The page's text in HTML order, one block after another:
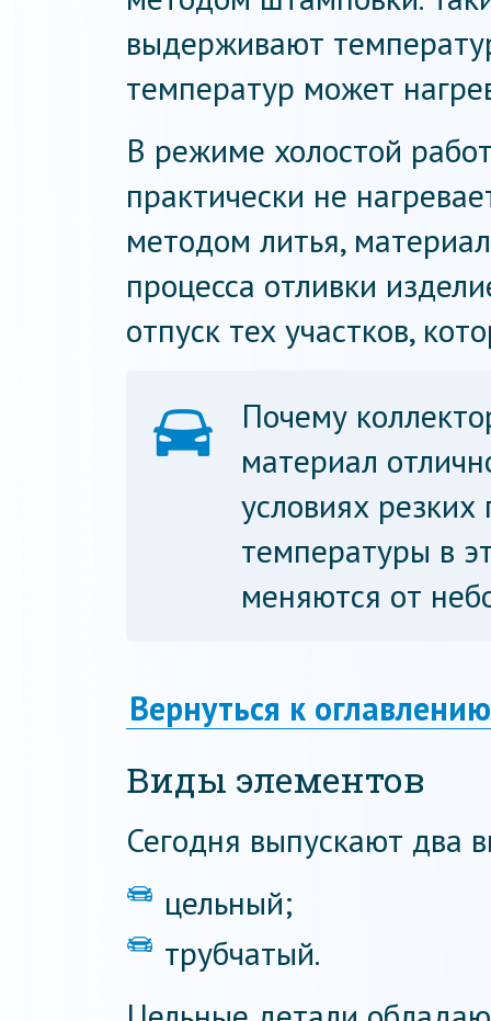
выдерживают
температур может
В режиме холостой
практически не
методом литья,
процесса отливки
отпуск тех участков,
Почему
материал
условиях
температуры в
меняются от
Вернуться к оглавлению
Виды элементов
Сегодня выпускают два
цельный;
трубчатый.